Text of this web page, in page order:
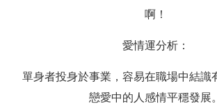
啊！
愛情運分析：
單身者投身於事業，容易在職場中結識
戀愛中的人感情平穩發展。